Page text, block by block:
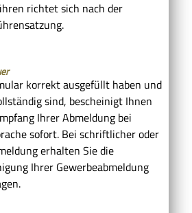
richtet sich nach der
korrekt ausgefüllt haben und
sind, bescheinigt Ihnen
Ihrer Abmeldung bei
sofort. Bei schriftlicher oder
erhalten Sie die
Ihrer Gewerbeabmeldung